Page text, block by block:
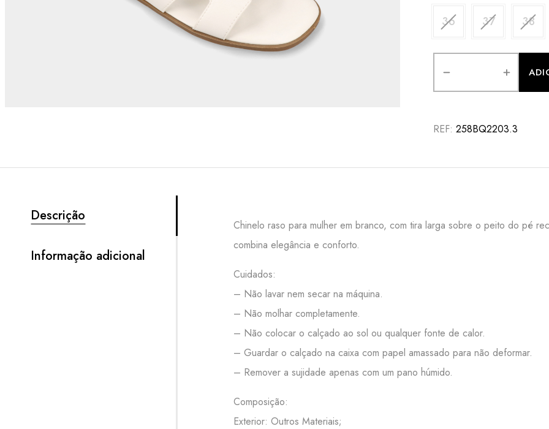
36 37 38
OU
REF: 258BQ2203.3
Descrição
Informação adicional
Chinelo raso para mulher em branco, com tira larga sobre o peito do pé
combina elegância e conforto.
Cuidados:
– Não lavar nem secar na máquina.
– Não molhar completamente.
– Não colocar o calçado ao sol ou qualquer fonte de calor.
– Guardar o calçado na caixa com papel amassado para não deformar.
– Remover a sujidade apenas com um pano húmido.
Composição:
Exterior: Outros Materiais;